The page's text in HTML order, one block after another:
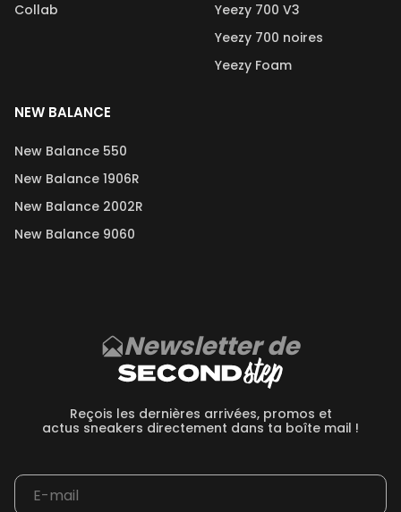
Collab
Yeezy 700 V3
Yeezy 700 noires
Yeezy Foam
NEW BALANCE
New Balance 550
New Balance 1906R
New Balance 2002R
New Balance 9060
Newsletter de
Reçois les dernières arrivées, promos et
actus sneakers directement dans ta boîte mail !